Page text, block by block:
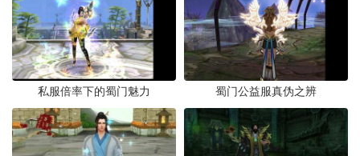
私服倍率下的蜀门魅力 蜀门公益服真伪之辨